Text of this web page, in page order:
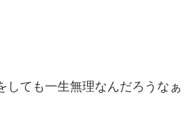
しても一生無理なんだろうなぁ